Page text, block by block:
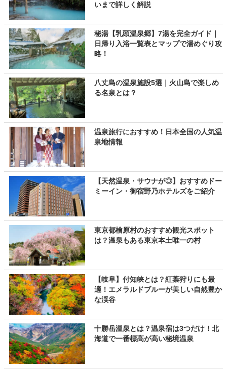
いまで詳しく解説
秘湯【乳頭温泉郷】7湯を完全ガイド｜
日帰り入浴一覧表とマップで湯めぐり攻
略！
八丈島の温泉施設5選｜火山島で楽しめ
る名泉とは？
温泉旅行におすすめ！日本全国の人気温
泉地情報
【天然温泉・サウナが◎】おすすめドー
ミーイン・御宿野乃ホテルズをご紹介
東京都檜原村のおすすめ観光スポット
は？温泉もある東京本土唯一の村
【岐阜】付知峡とは？紅葉狩りにも最
適！エメラルドブルーが美しい自然豊か
な渓谷
十勝岳温泉とは？温泉宿は3つだけ！北
海道で一番標高が高い秘境温泉